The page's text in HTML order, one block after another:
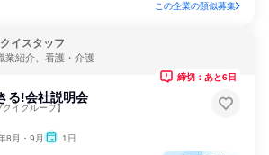
この企業の類似募集
イスタッフ
業紹介、看護・介護
る!会社説明会
イグループ】
8月・9月 1日
締切：あと6日